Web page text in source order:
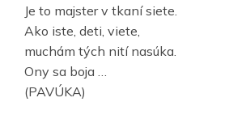
Je to majster v tkaní siete.
Ako iste, deti, viete,
muchám tých nití nasúka.
Ony sa boja …
(PAVÚKA)